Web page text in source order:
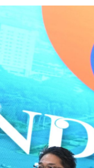
Seprihadi